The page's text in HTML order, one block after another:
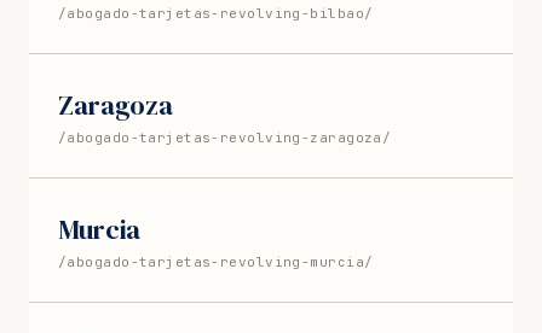
/abogado-tarjetas-revolving-bilbao/
Zaragoza
/abogado-tarjetas-revolving-zaragoza/
Murcia
/abogado-tarjetas-revolving-murcia/